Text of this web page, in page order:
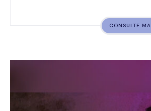
CONSULTE